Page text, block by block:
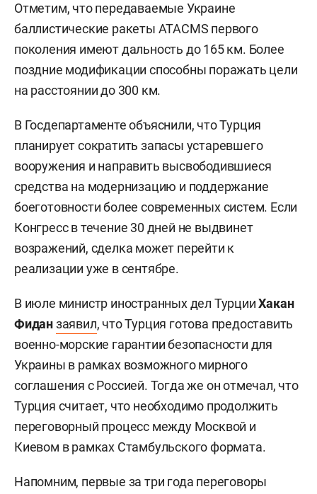
Отметим, что передаваемые Украине
баллистические ракеты ATACMS первого
поколения имеют дальность до 165 км. Более
поздние модификации способны поражать цели
на расстоянии до 300 км.
В Госдепартаменте объяснили, что Турция
планирует сократить запасы устаревшего
вооружения и направить высвободившиеся
средства на модернизацию и поддержание
боеготовности более современных систем. Если
Конгресс в течение 30 дней не выдвинет
возражений, сделка может перейти к
реализации уже в сентябре.
В июле министр иностранных дел ТурцииХакан
Фиданзаявил, что Турция готова предоставить
военно-морские гарантии безопасности для
Украины в рамках возможного мирного
соглашения с Россией. Тогда же он отмечал, что
Турция считает, что необходимо продолжить
переговорный процесс между Москвой и
Киевом в рамках Стамбульского формата.
Напомним, первые за три года переговоры